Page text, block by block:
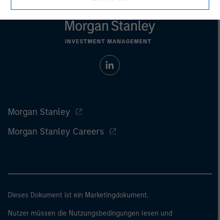
Morgan Stanley
Morgan Stanley Careers
Dieses Dokument ist ein Marketingdokument.
Nutzer müssen die Nutzungsbedingungen lesen und